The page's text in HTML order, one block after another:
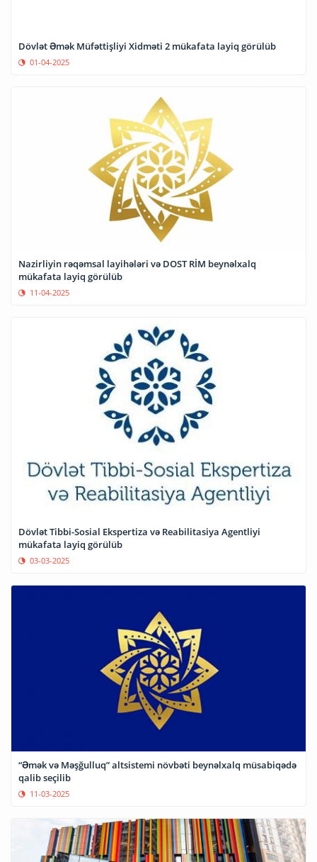
Dövlət Əmək Müfəttişliyi Xidməti 2 mükafata layiq görülüb
01-04-2025
Nazirliyin rəqəmsal layihələri və DOST RİM beynəlxalq
mükafata layiq görülüb
11-04-2025
Dövlət Tibbi-Sosial Ekspertiza və Reabilitasiya Agentliyi
mükafata layiq görülüb
03-03-2025
“Əmək və Məşğulluq” altsistemi növbəti beynəlxalq müsabiqədə
qalib seçilib
11-03-2025